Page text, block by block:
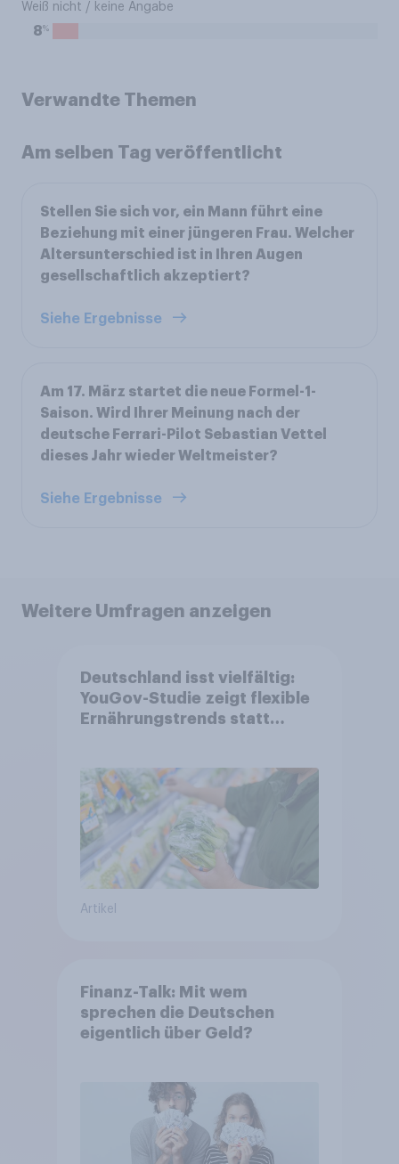
Weiß nicht / keine Angabe
8%
Verwandte Themen
Am selben Tag veröffentlicht
Stellen Sie sich vor, ein Mann führt eine
Beziehung mit einer jüngeren Frau. Welcher
Altersunterschied ist in Ihren Augen
gesellschaftlich akzeptiert?
Siehe Ergebnisse
Am 17. März startet die neue Formel-1-
Saison. Wird Ihrer Meinung nach der
deutsche Ferrari-Pilot Sebastian Vettel
dieses Jahr wieder Weltmeister?
Siehe Ergebnisse
Weitere Umfragen anzeigen
Deutschland isst vielfältig:
YouGov-Studie zeigt flexible
Ernährungstrends statt
Artikel
Finanz-Talk: Mit wem
sprechen die Deutschen
eigentlich über Geld?